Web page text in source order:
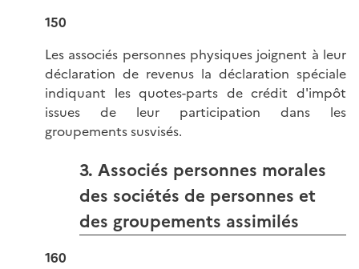
150
Les associés personnes physiques joignent à leur
déclaration de revenus la déclaration spéciale
indiquant les quotes-parts de crédit d'impôt
issues de leur participation dans les
groupements susvisés.
3. Associés personnes morales
des sociétés de personnes et
des groupements assimilés
160